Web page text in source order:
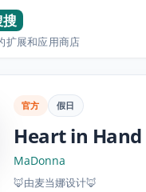
扩展和应用商店
官方 假日
Heart in
MaDonna
🦊由麦当娜设计🦊